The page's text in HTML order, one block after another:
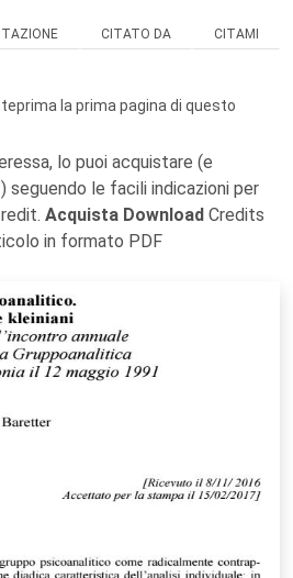
CITATO DA CITAMI
la prima pagina di questo
lo puoi acquistare (e
le facili indicazioni per
Acquista Download Credits
in formato PDF